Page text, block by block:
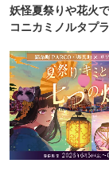
妖怪夏祭りや花火
コニカミノルタプ